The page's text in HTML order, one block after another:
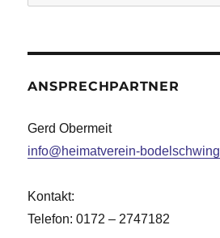
ANSPRECHPARTNER
Gerd Obermeit
info@heimatverein-
Kontakt:
Telefon: 0172 – 2747182